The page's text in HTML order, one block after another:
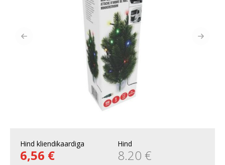
Hind kliendikaardiga
6,56 €
Hind
8.20 €